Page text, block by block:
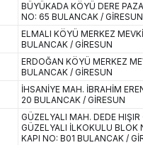
BÜYÜKADA KÖYÜ DERE
NO: 65 BULANCAK / GİRESUN
ELMALI KÖYÜ MERKEZ
BULANCAK / GİRESUN
ERDOĞAN KÖYÜ MERKEZ
BULANCAK / GİRESUN
İHSANİYE MAH. İBRAHİM
20 BULANCAK / GİRESUN
GÜZELYALI MAH. DEDE HIŞIR
GÜZELYALI İLKOKULU BLOK
KAPI NO: B01 BULANCAK /